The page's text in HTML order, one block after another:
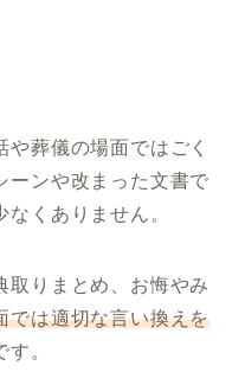
や葬儀の場面ではごく
ーンや改まった文書で
くありません。
取りまとめ、お悔やみ
では適切な言い換えを
す。